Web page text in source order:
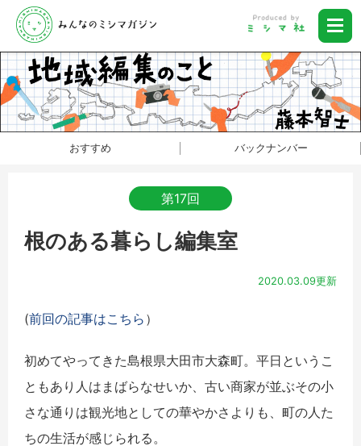
おすすめ バックナンバー
第17回
根のある暮らし編集室
2020.03.09更新
(前回の記事はこちら ）
初めてやってきた島根県大田市大森町。平日というこ
ともあり人はまばらなせいか、古い商家が並ぶその小
さな通りは観光地としての華やかさよりも、町の人た
ちの生活が感じられる。